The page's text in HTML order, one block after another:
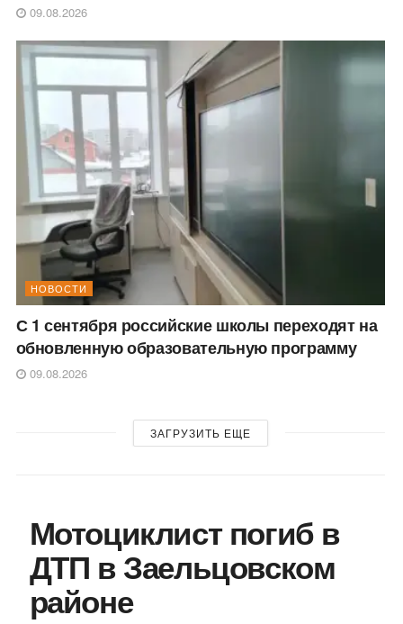
09.08.2026
НОВОСТИ
С 1 сентября российские школы переходят на
обновленную образовательную программу
09.08.2026
ЗАГРУЗИТЬ ЕЩЕ
Мотоциклист погиб в
ДТП в Заельцовском
районе